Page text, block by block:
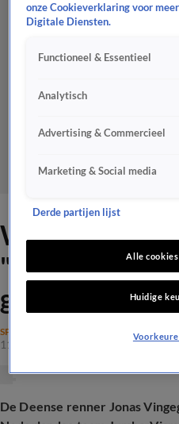
Wielrenners
"Het moet
gaan van je
SPORT
11 juli 2025, 18:49
De Deense renner Jonas
onze Cookieverklaring voor
Digitale Diensten.
Functioneel & Essentieel
Analytisch
Advertising & Commercieel
Marketing & Social media
Derde partijen lijst
Alle
Huidige